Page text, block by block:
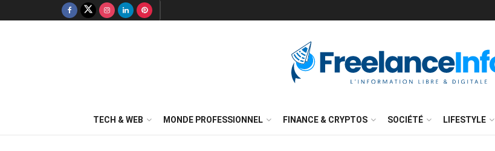
TECH & WEB MONDE PROFESSIONNEL FINANCE & CRYPTOS SOCIÉTÉ LIFESTYLE